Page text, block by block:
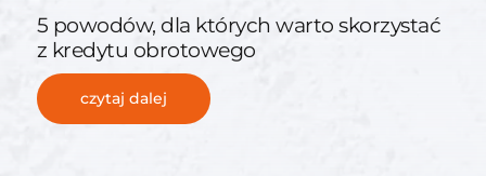
5 powodów, dla których warto skorzystać
z kredytu obrotowego
czytaj dalej